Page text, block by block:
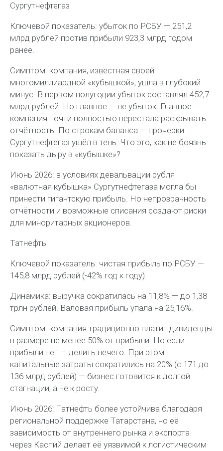
Сургутнефтегаз
Ключевой показатель: убыток по РСБУ — 251,2
млрд рублей против прибыли 923,3 млрд годом
ранее.
Симптом: компания, известная своей
многомиллиардной «кубышкой», ушла в глубокий
минус. В первом полугодии убыток составлял 452,7
млрд рублей. Но главное — не убыток. Главное —
компания почти полностью перестала раскрывать
отчётность. По строкам баланса — прочерки.
Сургутнефтегаз ушёл в тень. Что это, как не боязнь
показать дыру в «кубышке»?
Июнь 2026: в условиях девальвации рубля
«валютная кубышка» Сургутнефтегаза могла бы
принести гигантскую прибыль. Но непрозрачность
отчётности и возможные списания создают риски
для миноритарных акционеров.
Татнефть
Ключевой показатель: чистая прибыль по РСБУ —
145,8 млрд рублей (-42% год к году).
Динамика: выручка сократилась на 11,8% — до 1,38
трлн рублей. Валовая прибыль упала на 25,16%.
Симптом: компания традиционно платит дивиденды
в размере не менее 50% от прибыли. Но если
прибыли нет — делить нечего. При этом
капитальные затраты сократились на 20% (с 171 до
136 млрд рублей) — бизнес готовится к долгой
стагнации, а не к росту.
Июнь 2026: Татнефть более устойчива благодаря
региональной поддержке Татарстана, но её
зависимость от внутреннего рынка и экспорта
через Каспий делает её уязвимой к логистическим